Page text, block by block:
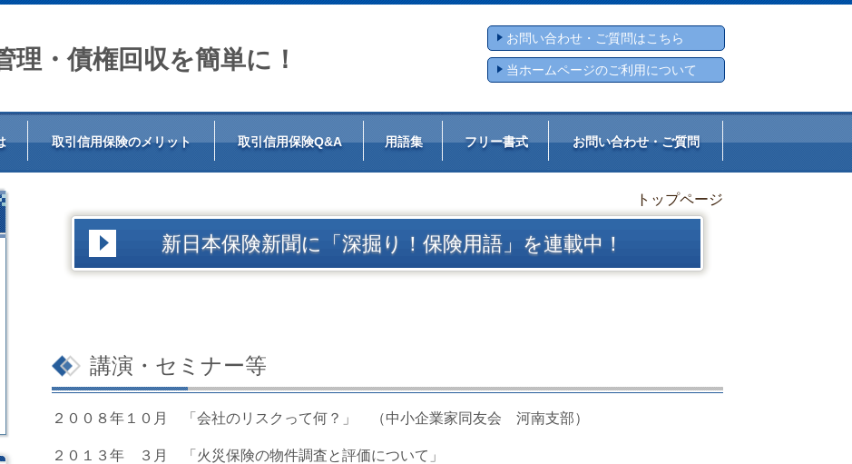
理・債権回収を簡単に！
お問い合わせ・ご質問はこちら
当ホームページのご利用について
取引信用保険のメリット 取引信用保険Q&A 用語集 フリー書式 お問い合わせ・ご質問
トップページ
新日本保険新聞に「深掘り！保険用語」を連載中！
講演・セミナー等
２００８年１０月 「会社のリスクって何？」 （中小企業家同友会 河南支部）
２０１３年 ３月 「火災保険の物件調査と評価について」